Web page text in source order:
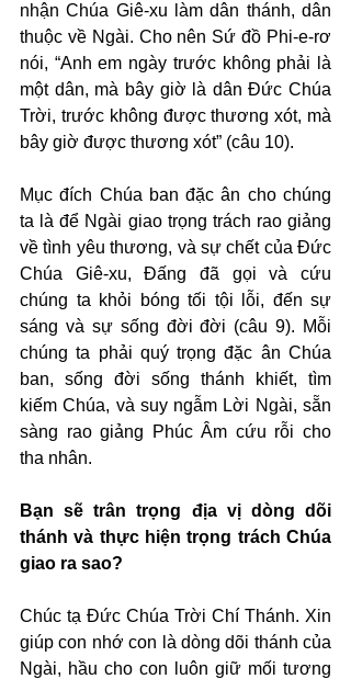
nhận Chúa Giê-xu làm dân thánh, dân
thuộc về Ngài. Cho nên Sứ đồ Phi-e-rơ
nói, “Anh em ngày trước không phải là
một dân, mà bây giờ là dân Đức Chúa
Trời, trước không được thương xót, mà
bây giờ được thương xót” (câu 10).
Mục đích Chúa ban đặc ân cho chúng
ta là để Ngài giao trọng trách rao giảng
về tình yêu thương, và sự chết của Đức
Chúa Giê-xu, Đấng đã gọi và cứu
chúng ta khỏi bóng tối tội lỗi, đến sự
sáng và sự sống đời đời (câu 9). Mỗi
chúng ta phải quý trọng đặc ân Chúa
ban, sống đời sống thánh khiết, tìm
kiếm Chúa, và suy ngẫm Lời Ngài, sẵn
sàng rao giảng Phúc Âm cứu rỗi cho
tha nhân.
Bạn sẽ trân trọng địa vị dòng dõi
thánh và thực hiện trọng trách Chúa
giao ra sao?
Chúc tạ Đức Chúa Trời Chí Thánh. Xin
giúp con nhớ con là dòng dõi thánh của
Ngài, hầu cho con luôn giữ mối tương